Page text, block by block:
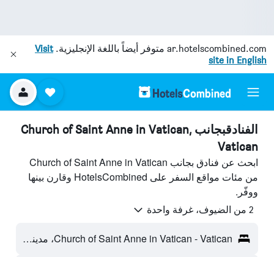
ar.hotelscombined.com متوفر أيضاً باللغة الإنجليزية.Visit
site in English
الفنادقبجانب Church of Saint Anne in Vatican,
Vatican
ابحث عن فنادق بجانب Church of Saint Anne in Vatican
من مئات مواقع السفر على HotelsCombined وقارن بينها
ووفّر.
2 من الضيوف، غرفة واحدة
Church of Saint Anne in Vatican - Vatican، مدينة الفاتيكان